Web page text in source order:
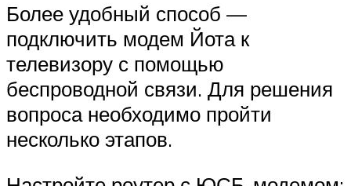
Более удобный способ —
подключить модем Йота к
телевизору с помощью
беспроводной связи. Для решения
вопроса необходимо пройти
несколько этапов.